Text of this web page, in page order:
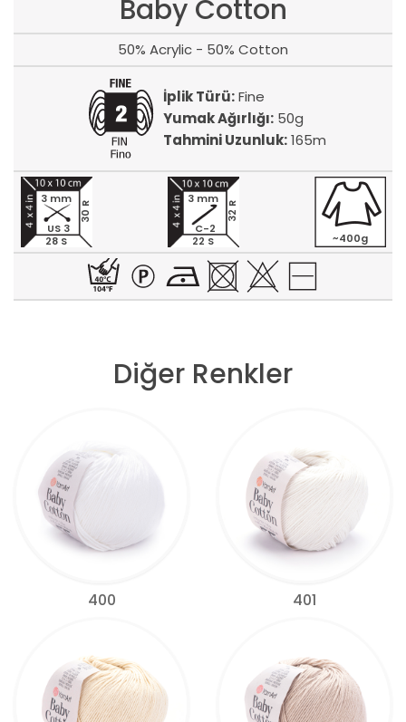
Baby Cotton
50% Acrylic - 50% Cotton
İplik Türü:Fine
Yumak Ağırlığı: 50g
Tahmini Uzunluk:165m
28 S
30 R
3 mm
US 3
22 S
32 R
3 mm
C-2
~400g
Diğer Renkler
400 401